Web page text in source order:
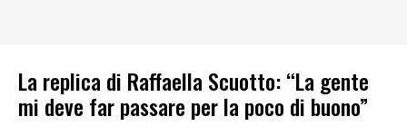
La replica di Raffaella Scuotto: “La gente
mi deve far passare per la poco di buono”